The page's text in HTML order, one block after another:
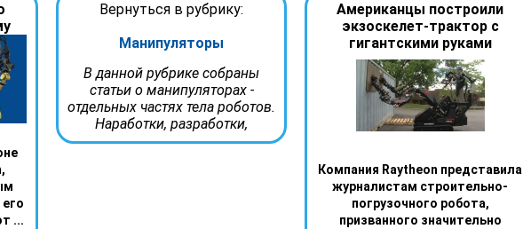
...
Вернуться в рубрику:
Манипуляторы
В данной рубрике собраны
статьи о манипуляторах -
отдельных частях тела роботов.
Наработки, разработки,
Американцы построили
экзоскелет-трактор с
гигантскими руками
Компания Raytheon представила
журналистам строительно-
погрузочного робота,
призванного значительно